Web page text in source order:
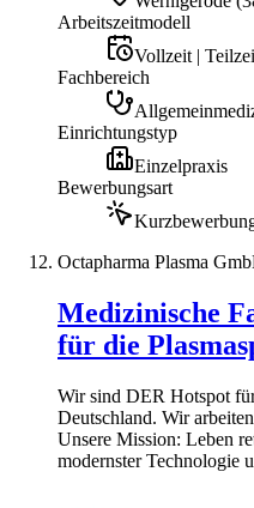
Arbeitszeitmodell
Vollzeit |
Fachbereich
Einrichtungstyp
Einzelpraxis
Bewerbungsart
Octapharma Plasma
Medizinische
für die
Wir sind DER Hotspot
Deutschland. Wir
Unsere Mission: Leben
modernster Technologie